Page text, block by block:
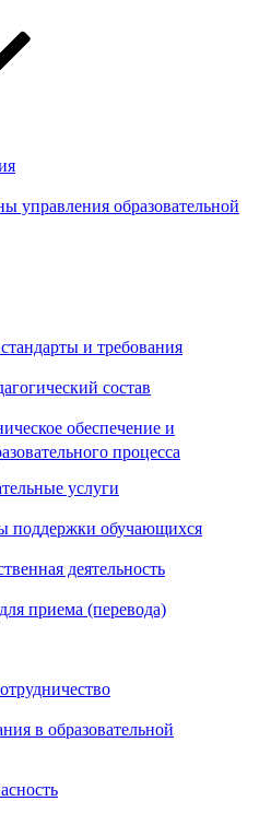
управления образовательной
и требования
состав
обеспечение и
процесса
услуги
поддержки обучающихся
деятельность
приема (перевода)
в образовательной